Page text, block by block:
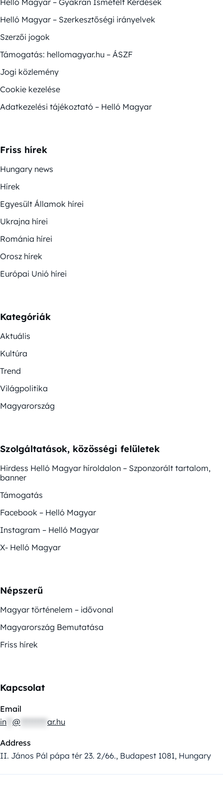
Helló Magyar – Szerkesztőségi irányelvek
Szerzői jogok
Támogatás: hellomagyar.hu – ÁSZF
Jogi közlemény
Cookie kezelése
Adatkezelési tájékoztató – Helló Magyar
Friss hírek
Hungary news
Hírek
Egyesült Államok hírei
Ukrajna hírei
Románia hírei
Orosz hírek
Európai Unió hírei
Kategóriák
Aktuális
Kultúra
Trend
Világpolitika
Magyarország
Szolgáltatások, közösségi felületek
Hirdess Helló Magyar híroldalon – Szponzorált tartalom,
banner
Támogatás
Facebook – Helló Magyar
Instagram – Helló Magyar
X- Helló Magyar
Népszerű
Magyar történelem – idővonal
Magyarország Bemutatása
Friss hírek
Kapcsolat
Email
in @ ar.hu
Address
II. János Pál pápa tér 23. 2/66., Budapest 1081, Hungary